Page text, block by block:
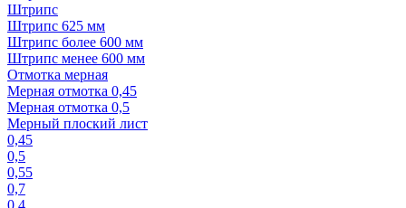
Штрипс
Штрипс 625 мм
Штрипс более 600 мм
Штрипс менее 600 мм
Отмотка мерная
Мерная отмотка 0,45
Мерная отмотка 0,5
Мерный плоский лист
0,45
0,5
0,55
0,7
0,4